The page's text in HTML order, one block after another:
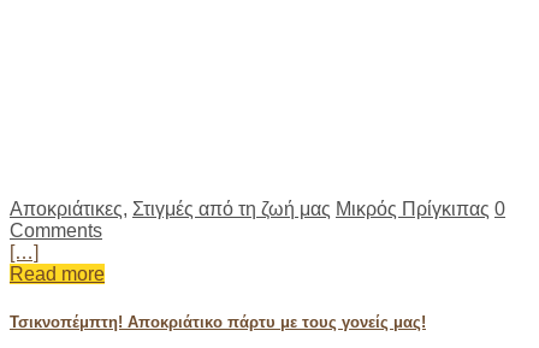
Αποκριάτικες, Στιγμές από τη ζωή μας Μικρός Πρίγκιπας 0
Comments
[…]
Read more
Τσικνοπέμπτη! Αποκριάτικο πάρτυ με τους γονείς μας!